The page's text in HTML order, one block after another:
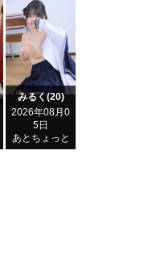
みるく(20)
2026年08月0
5日
あとちょっと